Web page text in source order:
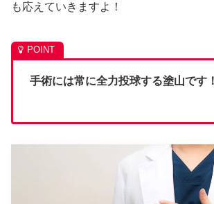
も応えていきますよ！
手術には常に全力投球する塗山です